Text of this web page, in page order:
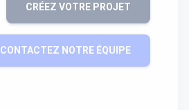
CRÉEZ VOTRE PROJET
CONTACTEZ NOTRE ÉQUIPE